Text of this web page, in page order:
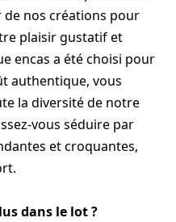
de nos créations pour
plaisir gustatif et
encas a été choisi pour
authentique, vous
la diversité de notre
vous séduire par
et croquantes,
dans le lot ?